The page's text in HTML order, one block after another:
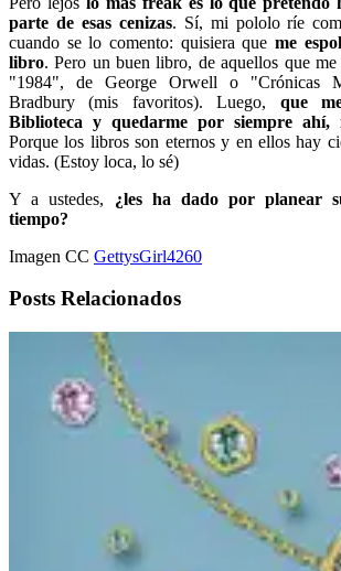
parte de esas cenizas. Sí, mi pololo ríe
cuando se lo comento: quisiera que me
libro. Pero un buen libro, de aquellos que
"1984", de George Orwell o "Crónicas
Bradbury (mis favoritos). Luego, que
Biblioteca y quedarme por siempre ahí,
Porque los libros son eternos y en ellos hay
vidas. (Estoy loca, lo sé)
Y a ustedes, ¿les ha dado por planear
tiempo?
Imagen CC GettysGirl4260
Posts Relacionados